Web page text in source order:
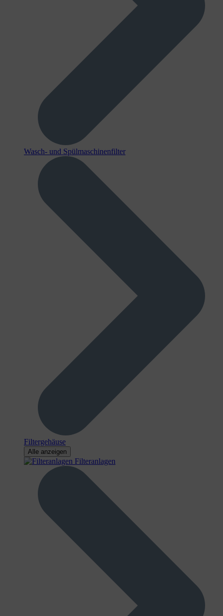
Wasch- und Spülmaschinenfilter
Filtergehäuse
Alle anzeigen
Filteranlagen